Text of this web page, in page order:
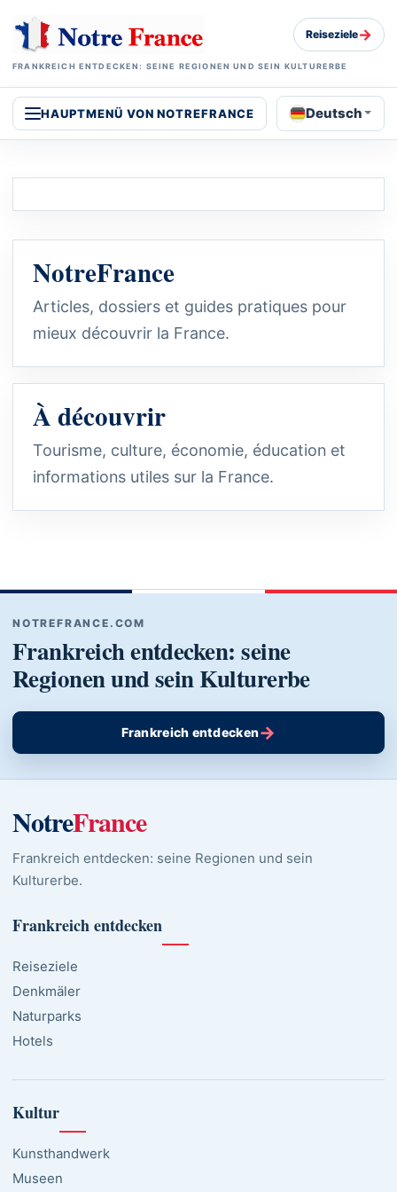
FRANKREICH ENTDECKEN: SEINE REGIONEN UND SEIN KULTURERBE
Reiseziele→
HAUPTMENÜ VON NOTREFRANCE Deutsch
NotreFrance
Articles, dossiers et guides pratiques pour
mieux découvrir la France.
À découvrir
Tourisme, culture, économie, éducation et
informations utiles sur la France.
NOTREFRANCE.COM
Frankreich entdecken: seine
Regionen und sein Kulturerbe
Frankreich entdecken→
NotreFrance
Frankreich entdecken: seine Regionen und sein
Kulturerbe.
Frankreich entdecken
Reiseziele
Denkmäler
Naturparks
Hotels
Kultur
Kunsthandwerk
Museen